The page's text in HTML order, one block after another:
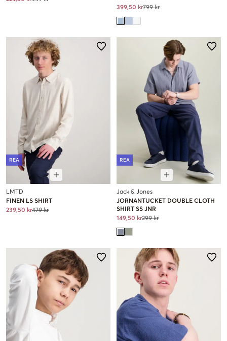
399,50 kr799 kr
REA
LMTD
FINEN LS SHIRT
239,50 kr479 kr
REA
Jack & Jones
JORNANTUCKET DOUBLE CLOTH
SHIRT SS JNR
149,50 kr299 kr